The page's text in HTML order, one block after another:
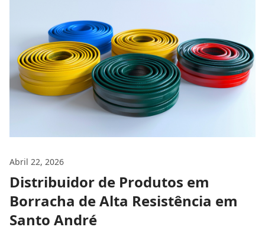
Abril 22, 2026
Distribuidor de Produtos em
Borracha de Alta Resistência em
Santo André